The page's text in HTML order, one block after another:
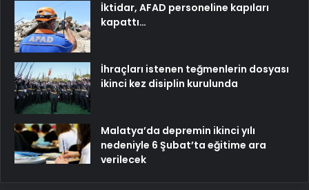
İktidar, AFAD personeline kapıları
kapattı…
İhraçları istenen teğmenlerin dosyası
ikinci kez disiplin kurulunda
Malatya’da depremin ikinci yılı
nedeniyle 6 Şubat’ta eğitime ara
verilecek